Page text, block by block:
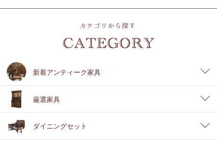
新着アンティーク家具
厳選家具
ダイニングセット